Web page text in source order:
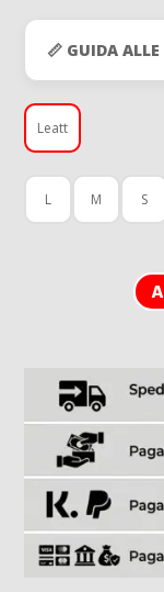
📏 GUIDA
Leatt
L M S